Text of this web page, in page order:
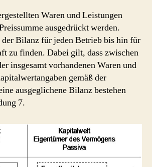
Waren und Leistungen
ausgedrückt werden.
Bilanz für jeden Betrieb bis hin für
zu finden. Dabei gilt, dass zwischen
insgesamt vorhandenen Waren und
gemäß der
ausgeglichene Bilanz bestehen
7.